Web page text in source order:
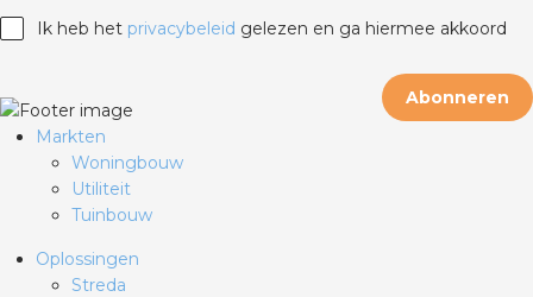
Ik heb het privacybeleid gelezen en ga hiermee akkoord
Abonneren
Markten
Woningbouw
Utiliteit
Tuinbouw
Oplossingen
Streda